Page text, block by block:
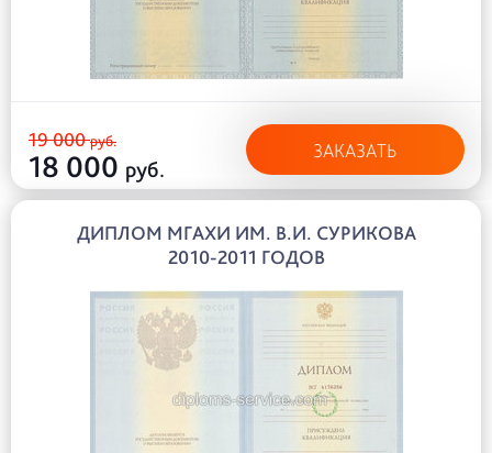
19 000руб.
18 000 руб.
ЗАКАЗАТЬ
ДИПЛОМ МГАХИ ИМ. В.И. СУРИКОВА
2010-2011 ГОДОВ